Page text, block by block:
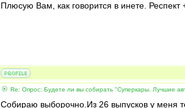
Плюсую Вам, как говорится в инете. Респект
Re: Опрос: Будете ли вы собирать "Суперкары. Лучшие
Собираю выборочно.Из 26 выпусков у меня